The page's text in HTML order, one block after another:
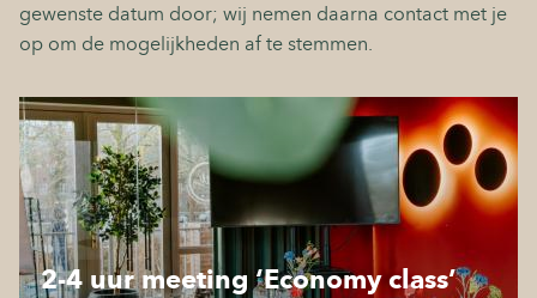
gewenste datum door; wij nemen daarna contact met je
op om de mogelijkheden af te stemmen.
2-4 uur meeting ‘Economy class’